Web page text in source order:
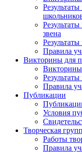
звена
Правила
Викторины для
Викторины
Правила
Публикации
Условия
Творческая
Работы
Правила